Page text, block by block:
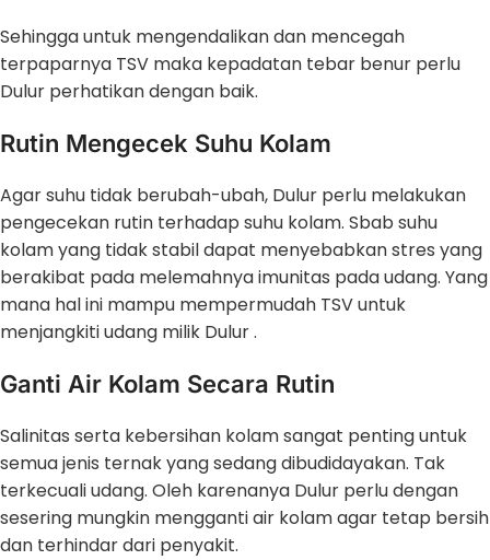
Sehingga untuk mengendalikan dan mencegah
terpaparnya TSV maka kepadatan tebar benur perlu
Dulur perhatikan dengan baik.
Rutin Mengecek Suhu Kolam
Agar suhu tidak berubah-ubah, Dulur perlu melakukan
pengecekan rutin terhadap suhu kolam. Sbab suhu
kolam yang tidak stabil dapat menyebabkan stres yang
berakibat pada melemahnya imunitas pada udang. Yang
mana hal ini mampu mempermudah TSV untuk
menjangkiti udang milik Dulur .
Ganti Air Kolam Secara Rutin
Salinitas serta kebersihan kolam sangat penting untuk
semua jenis ternak yang sedang dibudidayakan. Tak
terkecuali udang. Oleh karenanya Dulur perlu dengan
sesering mungkin mengganti air kolam agar tetap bersih
dan terhindar dari penyakit.